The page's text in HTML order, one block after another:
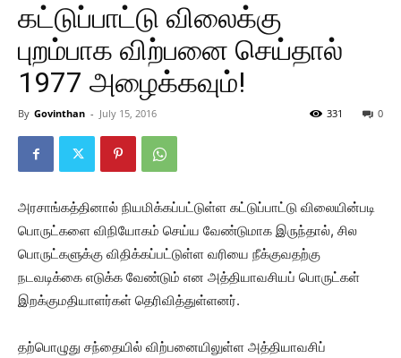
கட்டுப்பாட்டு விலைக்கு
புறம்பாக விற்பனை செய்தால்
1977 அழைக்கவும்!
By Govinthan - July 15, 2016 0
331
அரசாங்கத்தினால் நியமிக்கப்பட்டுள்ள கட்டுப்பாட்டு விலையின்படி
பொருட்களை விநியோகம் செய்ய வேண்டுமாக இருந்தால், சில
பொருட்களுக்கு விதிக்கப்பட்டுள்ள வரியை நீக்குவதற்கு
நடவடிக்கை எடுக்க வேண்டும் என அத்தியாவசியப் பொருட்கள்
இறக்குமதியாளர்கள் தெரிவித்துள்ளனர்.
தற்பொழுது சந்தையில் விற்பனையிலுள்ள அத்தியாவசிப்